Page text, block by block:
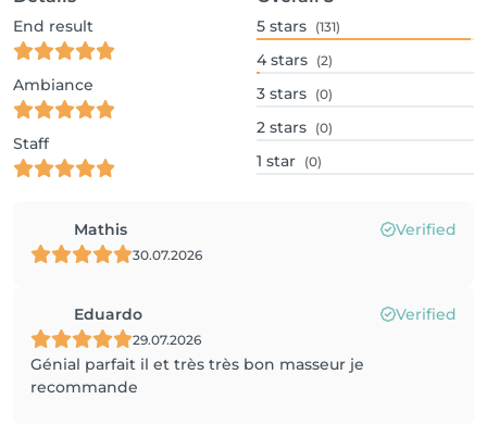
End result
Ambiance
Staff
5 stars (131)
4 stars (2)
3 stars (0)
2 stars (0)
1 star (0)
Mathis Verified
30.07.2026
Eduardo Verified
29.07.2026
Génial parfait il et très très bon masseur je
recommande